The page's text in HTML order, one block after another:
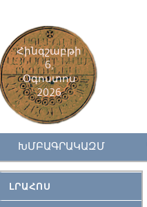
Հինգշաբթի
6,
Օգոստոս
2026
ԽՄԲԱԳՐԱԿԱԶՄ
ԼՐԱՀՈՍ